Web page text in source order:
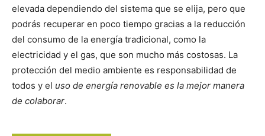
elevada dependiendo del sistema que se elija, pero que
podrás recuperar en poco tiempo gracias a la reducción
del consumo de la energía tradicional, como la
electricidad y el gas, que son mucho más costosas. La
protección del medio ambiente es responsabilidad de
todos y el uso de energía renovable es la mejor manera
de colaborar.